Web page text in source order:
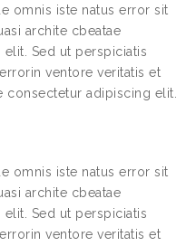
omnis iste natus error sit
archite cbeatae
Sed ut perspiciatis
ventore veritatis et
consectetur adipiscing elit.
omnis iste natus error sit
archite cbeatae
Sed ut perspiciatis
ventore veritatis et